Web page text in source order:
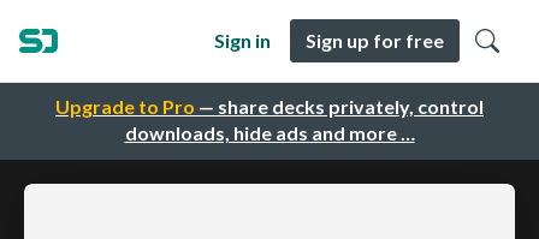
Upgrade to Pro — share decks privately, control
downloads, hide ads and more …
Sign in Sign up for free